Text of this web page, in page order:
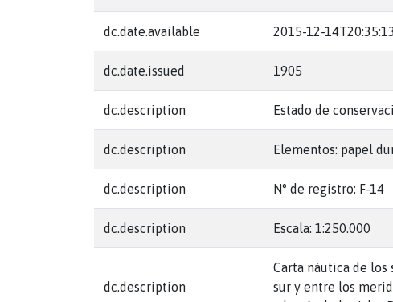
dc.date.available 2015-12-
dc.date.issued 1905
dc.description Estado de
dc.description Elementos: papel
dc.description N° de registro: F-14
dc.description Escala: 1:250.000
dc.description
Carta náutica de los
sur y entre los